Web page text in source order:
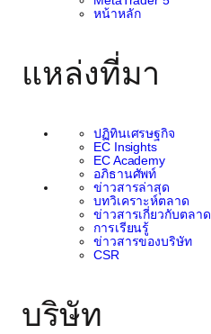
หน้าหลัก
แหล่งที่มา
ปฏิทินเศรษฐกิจ
EC Insights
EC Academy
อภิธานศัพท์
ข่าวสารล่าสุด
บทวิเคราะห์ตลาด
ข่าวสารเกี่ยวกับตลาด
การเรียนรู้
ข่าวสารของบริษัท
CSR
บริษัท